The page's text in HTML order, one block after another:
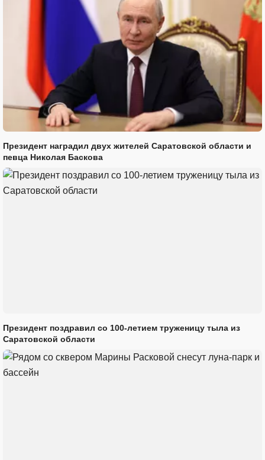
Президент наградил двух жителей Саратовской области и
певца Николая Баскова
Президент поздравил со 100-летием труженицу тыла из
Саратовской области